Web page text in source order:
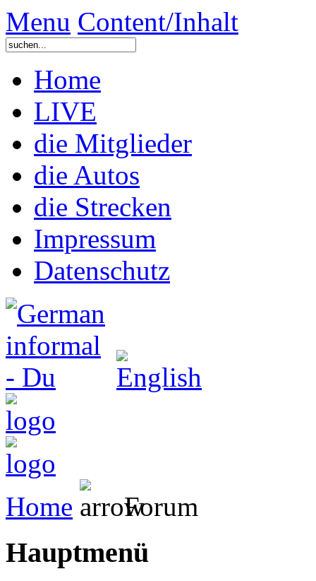
Menu Content/Inhalt
Home
LIVE
die Mitglieder
die Autos
die Strecken
Impressum
Datenschutz
Home Forum
Hauptmenü